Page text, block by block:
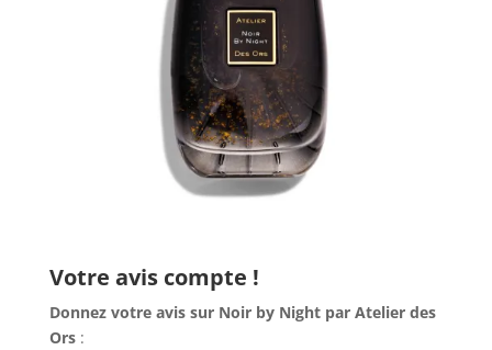
Votre avis compte !
Donnez votre avis sur Noir by Night par Atelier des
Ors :